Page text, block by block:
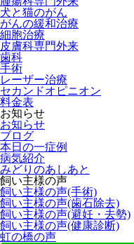
犬と猫のがん
がんの緩和治療
細胞治療
皮膚科専門外来
歯科
手術
レーザー治療
セカンドオピニオン
料金表
お知らせ
お知らせ
ブログ
本日の一症例
病気紹介
みどりのあしあと
飼い主様の声
飼い主様の声(手術)
飼い主様の声(歯石除去)
飼い主様の声(避妊・去勢)
飼い主様の声(健康診断)
虹の橋の声